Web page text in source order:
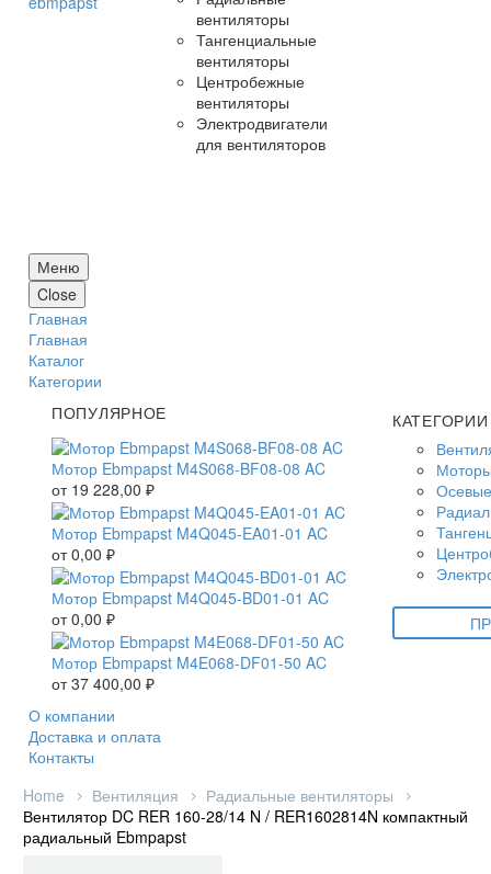
вентиляторы
Тангенциальные
вентиляторы
Центробежные
вентиляторы
Электродвигатели
для вентиляторов
Меню
Close
Главная
Главная
Каталог
Категории
ПОПУЛЯРНОЕ
Мотор Ebmpapst M4S068-BF08-08 AC
от 19 228,00 ₽
Мотор Ebmpapst M4Q045-EA01-01 AC
от0,00 ₽
Мотор Ebmpapst M4Q045-BD01-01 AC
от0,00 ₽
Мотор Ebmpapst M4E068-DF01-50 AC
от37 400,00 ₽
КАТЕГОРИИ
О компании
Доставка и оплата
Контакты
Home
Вентиляция
Радиальные вентиляторы
Вентилятор DC RER 160-28/14 N / RER1602814N компактный
радиальный Ebmpapst